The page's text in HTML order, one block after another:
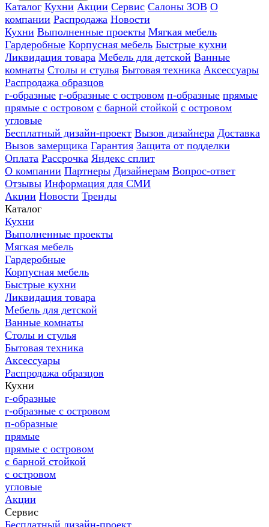
Каталог Кухни Акции Сервис Салоны ЗОВ О
компании Распродажа Новости
Кухни Выполненные проекты Мягкая мебель
Гардеробные Корпусная мебель Быстрые кухни
Ликвидация товара Мебель для детской Ванные
комнаты Столы и стулья Бытовая техника Аксессуары
Распродажа образцов
г-образные г-образные с островом п-образные прямые
прямые с островом с барной стойкой с островом
угловые
Бесплатный дизайн-проект Вызов дизайнера Доставка
Вызов замерщика Гарантия Защита от подделки
Оплата Рассрочка Яндекс сплит
О компании Партнеры Дизайнерам Вопрос-ответ
Отзывы Информация для СМИ
Акции Новости Тренды
Каталог
Кухни
Выполненные проекты
Мягкая мебель
Гардеробные
Корпусная мебель
Быстрые кухни
Ликвидация товара
Мебель для детской
Ванные комнаты
Столы и стулья
Бытовая техника
Аксессуары
Распродажа образцов
Кухни
г-образные
г-образные с островом
п-образные
прямые
прямые с островом
с барной стойкой
с островом
угловые
Акции
Сервис
Бесплатный дизайн-проект